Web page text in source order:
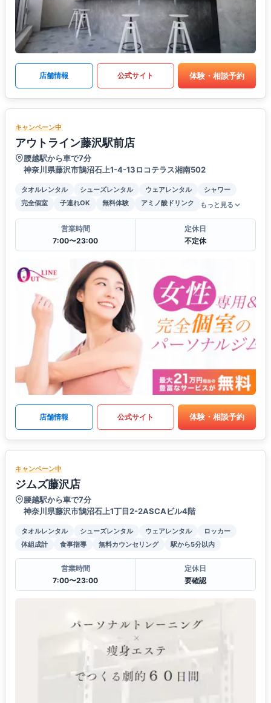
店舗情報 公式サイト 体験・相談予約
キャンペーン中
アウトライン藤沢駅前店
腰越駅から車で7分
神奈川県藤沢市鵠沼石上1-4-13ロコテラス湘南502
タオルレンタル シューズレンタル ウェアレンタル
シャワー
完全個室
子連れOK 無料体験 アミノ酸ドリンク もっと見る
営業時間
7:00〜23:00
定休日
不定休
店舗情報 公式サイト 体験・相談予約
キャンペーン中
ジムズ藤沢店
腰越駅から車で7分
神奈川県藤沢市鵠沼石上1丁目2-2ASCAビル4階
タオルレンタル シューズレンタル ウェアレンタル
ロッカー
体組成計
食事指導 無料カウンセリング 駅から5分以内
営業時間
7:00〜23:00
定休日
要確認